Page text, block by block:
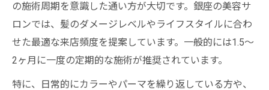
の施術周期を意識した通い方が大切です。銀座の美容サ
ロンでは、髪のダメージレベルやライフスタイルに合わ
せた最適な来店頻度を提案しています。一般的には1.5〜
2ヶ月に一度の定期的な施術が推奨されています。
特に、日常的にカラーやパーマを繰り返している方や、